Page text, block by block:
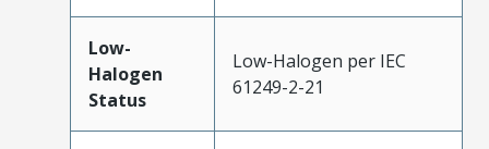
Low-
Halogen
Status
Low-Halogen per IEC
61249-2-21